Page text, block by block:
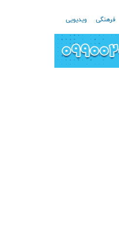
فرهنگی ویدیویی